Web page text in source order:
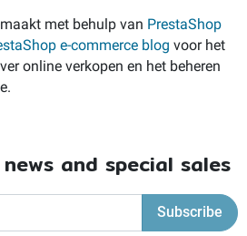
met behulp van PrestaShop
e-commerce blog voor het
online verkopen en het beheren
and special sales